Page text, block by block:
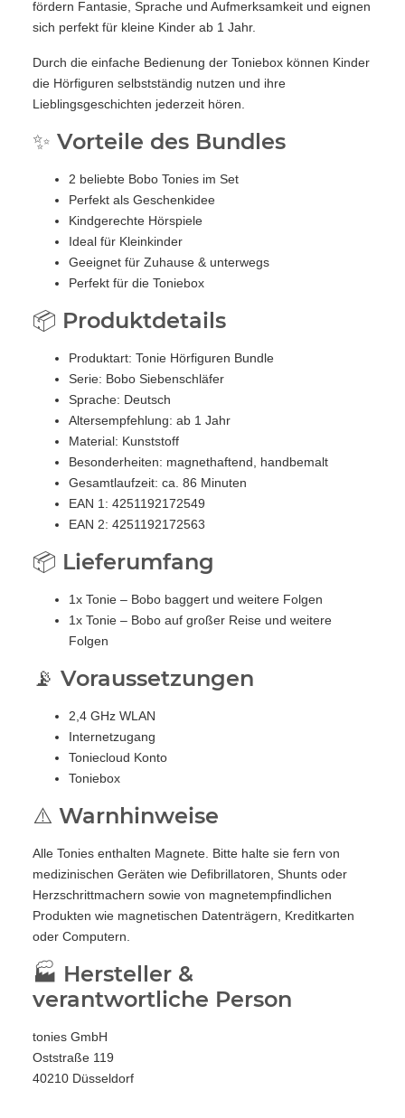
fördern Fantasie, Sprache und Aufmerksamkeit und eignen
sich perfekt für kleine Kinder ab 1 Jahr.
Durch die einfache Bedienung der Toniebox können Kinder
die Hörfiguren selbstständig nutzen und ihre
Lieblingsgeschichten jederzeit hören.
✨ Vorteile des Bundles
2 beliebte Bobo Tonies im Set
Perfekt als Geschenkidee
Kindgerechte Hörspiele
Ideal für Kleinkinder
Geeignet für Zuhause & unterwegs
Perfekt für die Toniebox
📦 Produktdetails
Produktart: Tonie Hörfiguren Bundle
Serie: Bobo Siebenschläfer
Sprache: Deutsch
Altersempfehlung: ab 1 Jahr
Material: Kunststoff
Besonderheiten: magnethaftend, handbemalt
Gesamtlaufzeit: ca. 86 Minuten
EAN 1: 4251192172549
EAN 2: 4251192172563
📦 Lieferumfang
1x Tonie – Bobo baggert und weitere Folgen
1x Tonie – Bobo auf großer Reise und weitere
Folgen
📡 Voraussetzungen
2,4 GHz WLAN
Internetzugang
Toniecloud Konto
Toniebox
⚠️ Warnhinweise
Alle Tonies enthalten Magnete. Bitte halte sie fern von
medizinischen Geräten wie Defibrillatoren, Shunts oder
Herzschrittmachern sowie von magnetempfindlichen
Produkten wie magnetischen Datenträgern, Kreditkarten
oder Computern.
🏭 Hersteller &
verantwortliche Person
tonies GmbH
Oststraße 119
40210 Düsseldorf